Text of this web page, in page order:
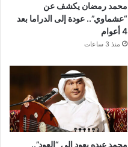
محمد رمضان يكشف عن
“عشماوي”.. عودة إلى الدراما بعد
4 أعوام
منذ 3 ساعات
محمد عبده يعود إلى “العود”..